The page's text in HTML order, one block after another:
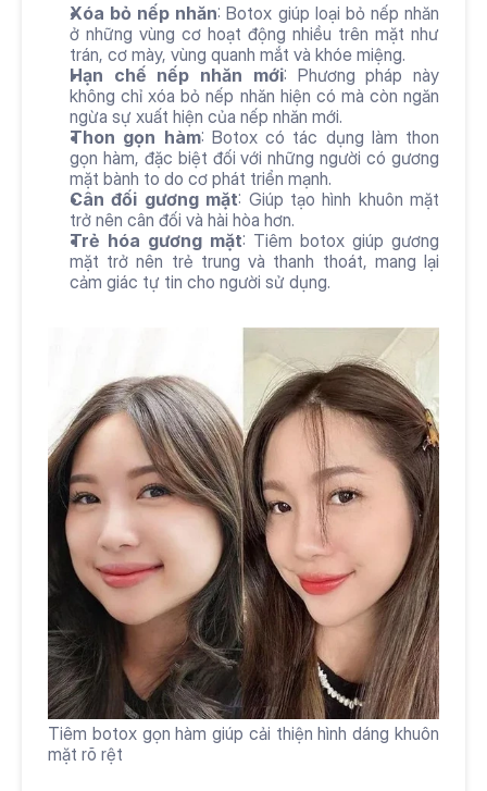
Xóa bỏ nếp nhăn: Botox giúp loại bỏ nếp nhăn
ở những vùng cơ hoạt động nhiều trên mặt như
trán, cơ mày, vùng quanh mắt và khóe miệng.
Hạn chế nếp nhăn mới: Phương pháp này
không chỉ xóa bỏ nếp nhăn hiện có mà còn ngăn
ngừa sự xuất hiện của nếp nhăn mới.
Thon gọn hàm: Botox có tác dụng làm thon
gọn hàm, đặc biệt đối với những người có gương
mặt bành to do cơ phát triển mạnh.
Cân đối gương mặt: Giúp tạo hình khuôn mặt
trở nên cân đối và hài hòa hơn.
Trẻ hóa gương mặt: Tiêm botox giúp gương
mặt trở nên trẻ trung và thanh thoát, mang lại
cảm giác tự tin cho người sử dụng.
Tiêm botox gọn hàm giúp cải thiện hình dáng khuôn
mặt rõ rệt